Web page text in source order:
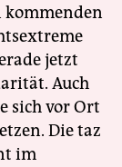
kommenden
jetzt
Auch
sich vor Ort
Die taz
im